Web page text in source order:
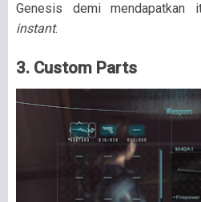
Genesis demi mendapatkan
instant.
3. Custom Parts